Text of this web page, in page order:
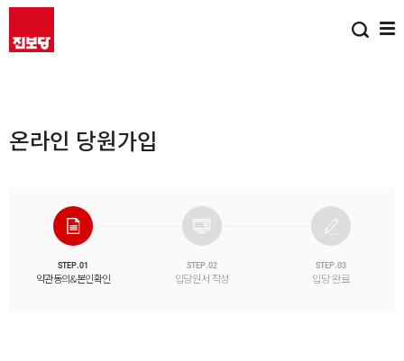
온라인 당원가입
STEP.01
약관동의&본인확인
STEP.02
입당원서 작성
STEP.03
입당 완료